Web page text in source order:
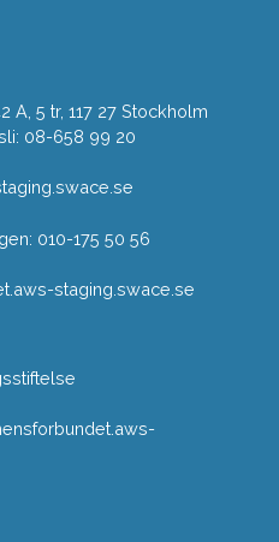
A, 5 tr, 117 27 Stockholm
08-658 99 20
010-175 50 56
staging.swace.se